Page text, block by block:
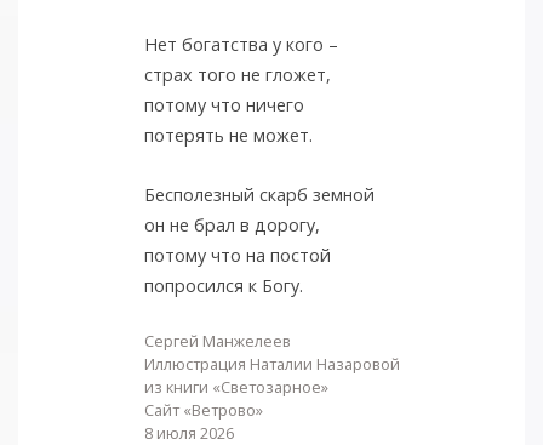
Нет богатства у кого –
страх того не гложет,
потому что ничего
потерять не может.
Бесполезный скарб земной
он не брал в дорогу,
потому что на постой
попросился к Богу.
Сергей Манжелеев
Иллюстрация Наталии Назаровой
из книги «Светозарное»
Сайт «Ветрово»
8 июля 2026